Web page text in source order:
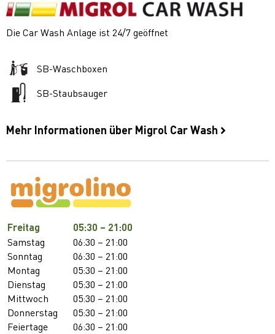
Die Car Wash Anlage ist 24/7 geöffnet
SB-Waschboxen
SB-Staubsauger
Mehr Informationen über Migrol Car Wash
Freitag 05:30 – 21:00
Samstag
06:30 – 21:00
Sonntag
06:30 – 21:00
Montag
05:30 – 21:00
Dienstag
05:30 – 21:00
Mittwoch
05:30 – 21:00
Donnerstag
05:30 – 21:00
Feiertage
06:30 – 21:00